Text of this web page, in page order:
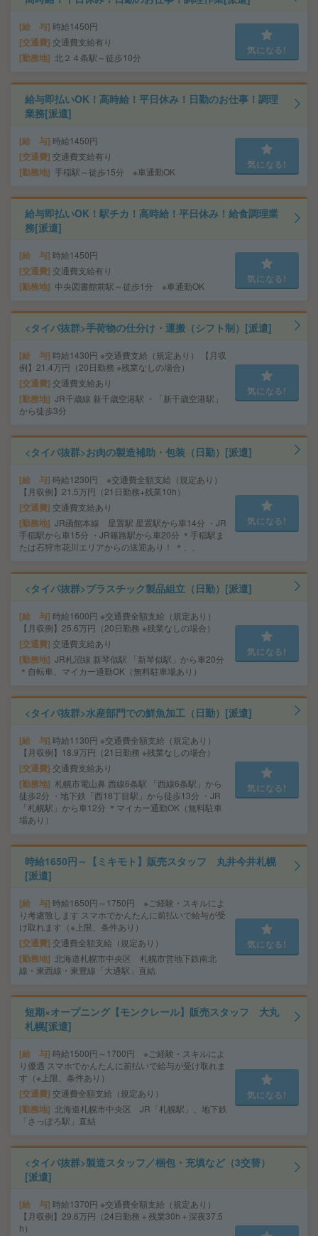
給 与 時給1450円
交通費 交通費支給有り
勤務地 北２４条駅～徒歩10分
気になる!
給与即払いOK！高時給！平日休み！日勤のお仕事！調理
業務[派遣]
給 与 時給1450円
交通費 交通費支給有り
勤務地 手稲駅～徒歩15分 ※車通勤OK
気になる!
給与即払いOK！駅チカ！高時給！平日休み！給食調理業
務[派遣]
給 与 時給1450円
交通費 交通費支給有り
勤務地 中央図書館前駅～徒歩1分 ※車通勤OK
気になる!
<タイパ抜群>手荷物の仕分け・運搬（シフト制）[派遣]
給 与 時給1430円 ※交通費支給（規定あり） 【月収
例】21.4万円（20日勤務 ※残業なしの場合）
交通費 交通費支給あり
勤務地 JR千歳線 新千歳空港駅 ・「新千歳空港駅」
から徒歩3分
気になる!
<タイパ抜群>お肉の製造補助・包装（日勤）[派遣]
給 与 時給1230円 ※交通費全額支給（規定あり）
【月収例】21.5万円（21日勤務+残業10h）
交通費 交通費支給あり
勤務地 JR函館本線 星置駅 星置駅から車14分 ・JR
手稲駅から車15分 ・JR篠路駅から車20分 ＊手稲駅ま
たは石狩市花川エリアからの送迎あり！ ＊、、
気になる!
<タイパ抜群>プラスチック製品組立（日勤）[派遣]
給 与 時給1600円 ※交通費全額支給（規定あり）
【月収例】25.6万円（20日勤務 ※残業なしの場合）
交通費 交通費支給あり
勤務地 JR札沼線 新琴似駅 「新琴似駅」から車20分
＊自転車、マイカー通勤OK（無料駐車場あり）
気になる!
<タイパ抜群>水産部門での鮮魚加工（日勤）[派遣]
給 与 時給1130円 ※交通費全額支給（規定あり）
【月収例】18.9万円（21日勤務 ※残業なしの場合）
交通費 交通費支給あり
勤務地 札幌市電山鼻 西線6条駅 「西線6条駅」から
徒歩2分 ・地下鉄「西18丁目駅」から徒歩13分 ・JR
「札幌駅」から車12分 ＊マイカー通勤OK（無料駐車
場あり）
気になる!
時給1650円～【ミキモト】販売スタッフ 丸井今井札幌
[派遣]
給 与 時給1650円～1750円 ※ご経験・スキルによ
り考慮致します スマホでかんたんに前払いで給与が受
け取れます（※上限、条件あり）
交通費 交通費全額支給（規定あり）
勤務地
北海道札幌市中央区 札幌市営地下鉄南北
線・東西線・東豊線「大通駅」直結
気になる!
短期×オープニング【モンクレール】販売スタッフ 大丸
札幌[派遣]
給 与 時給1500円～1700円 ※ご経験・スキルによ
り優遇 スマホでかんたんに前払いで給与が受け取れま
す（※上限、条件あり）
交通費 交通費全額支給（規定あり）
勤務地
北海道札幌市中央区 JR「札幌駅」、地下鉄
「さっぽろ駅」直結
気になる!
<タイパ抜群>製造スタッフ／梱包・充填など（3交替）
[派遣]
給 与 時給1370円 ※交通費全額支給（規定あり）
【月収例】29.6万円（24日勤務＋残業30h＋深夜37.5
h）